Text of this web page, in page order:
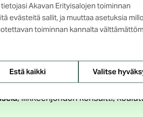
Akavan Erityisalojen toiminnan
evästeitä sallit, ja muuttaa asetuksia
toiminnan kannalta
Estä kaikki Valitse
, liikkeenjohdon konsultti,